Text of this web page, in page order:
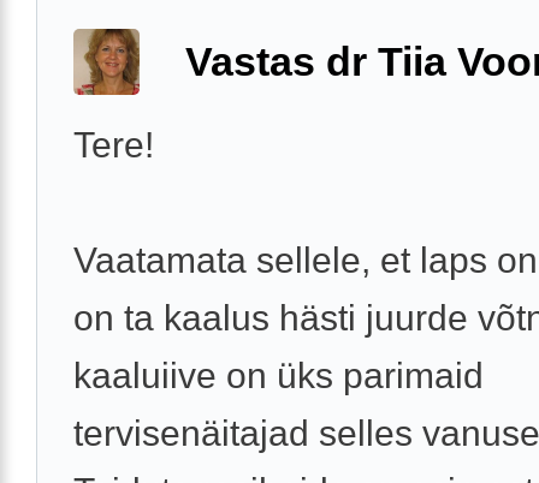
Vastas dr Tiia
Tere!
Vaatamata sellele, et laps
on ta kaalus hästi juurde
kaaluiive on üks parimaid
tervisenäitajad selles